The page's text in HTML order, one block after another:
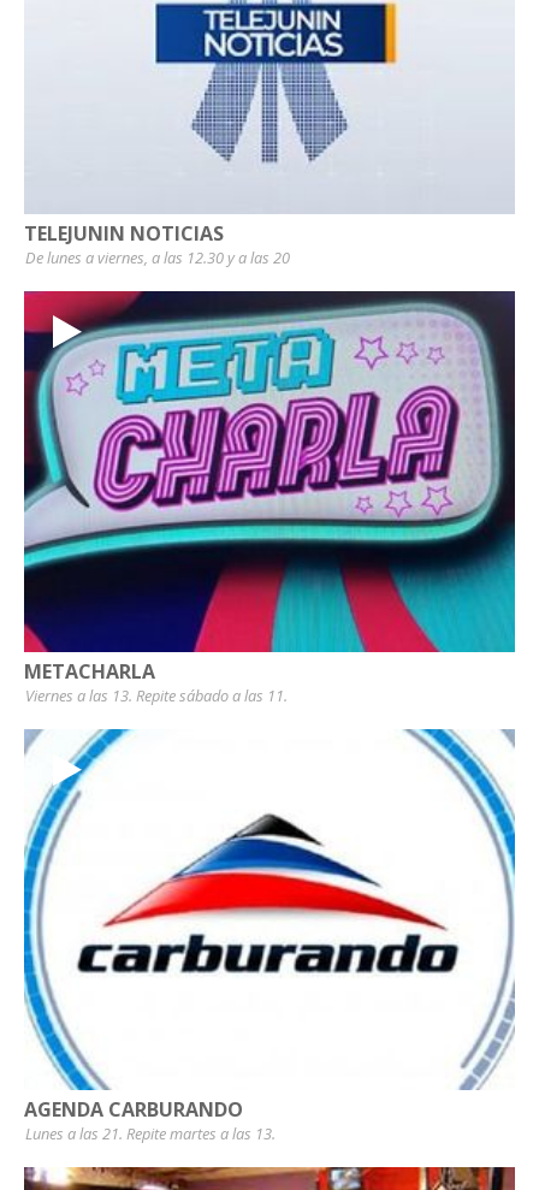
TELEJUNIN NOTICIAS
De lunes a viernes, a las 12.30 y a las 20
METACHARLA
Viernes a las 13. Repite sábado a las 11.
AGENDA CARBURANDO
Lunes a las 21. Repite martes a las 13.